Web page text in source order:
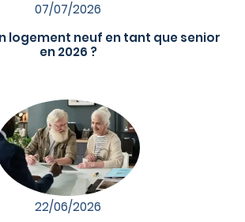
07/07/2026
logement neuf en tant que senior
en 2026 ?
22/06/2026